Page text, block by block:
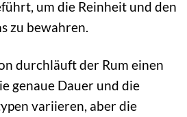
um die Reinheit und den
zu bewahren.
durchläuft der Rum einen
genaue Dauer und die
variieren, aber die